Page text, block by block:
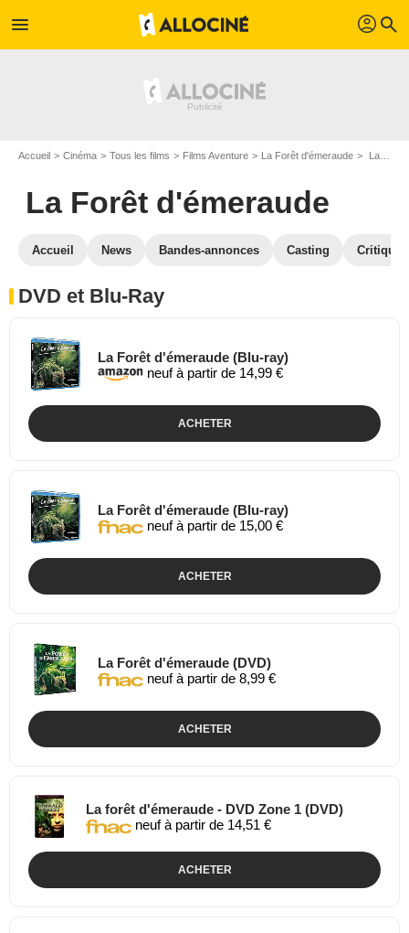
menu profil search
Accueil Cinéma Tous les films Films Aventure La Forêt d'émeraude La Forêt d'émeraude en DVD Blu Ray
La Forêt d'émeraude
Accueil News Bandes-annonces Casting
DVD et Blu-Ray
La Forêt d'émeraude (Blu-ray)
neuf à partir de 14,99 €
ACHETER
La Forêt d'émeraude (Blu-ray)
neuf à partir de 15,00 €
ACHETER
La Forêt d'émeraude (DVD)
neuf à partir de 8,99 €
ACHETER
La forêt d'émeraude - DVD Zone 1 (DVD)
neuf à partir de 14,51 €
ACHETER